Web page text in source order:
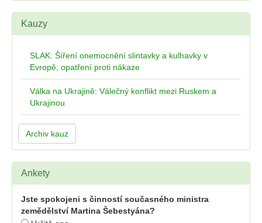
Kauzy
SLAK: Šíření onemocnění slintavky a kulhavky v
Evropě, opatření proti nákaze
Válka na Ukrajině: Válečný konflikt mezi Ruskem a
Ukrajinou
Archiv kauz
Ankety
Jste spokojeni s činností současného ministra
zemědělství Martina Šebestyána?